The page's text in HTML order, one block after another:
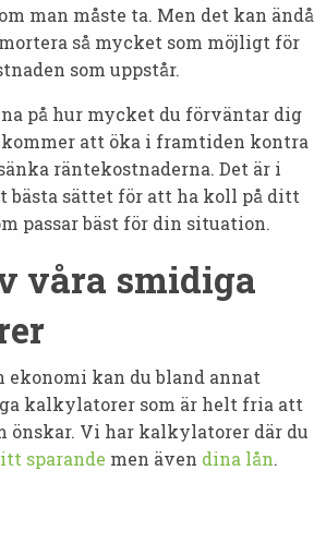
man måste ta. Men det kan ändå
så mycket som möjligt för
som uppstår.
på hur mycket du förväntar dig
att öka i framtiden kontra
räntekostnaderna. Det är i
bästa sättet för att ha koll på ditt
passar bäst för din situation.
våra smidiga
ekonomi kan du bland annat
kalkylatorer som är helt fria att
önskar. Vi har kalkylatorer där du
sparande men även dina lån.